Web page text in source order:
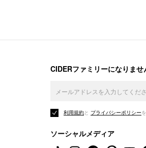
CIDERファミリーになりませ
利用規約と プライバシーポリシー
ソーシャルメディア